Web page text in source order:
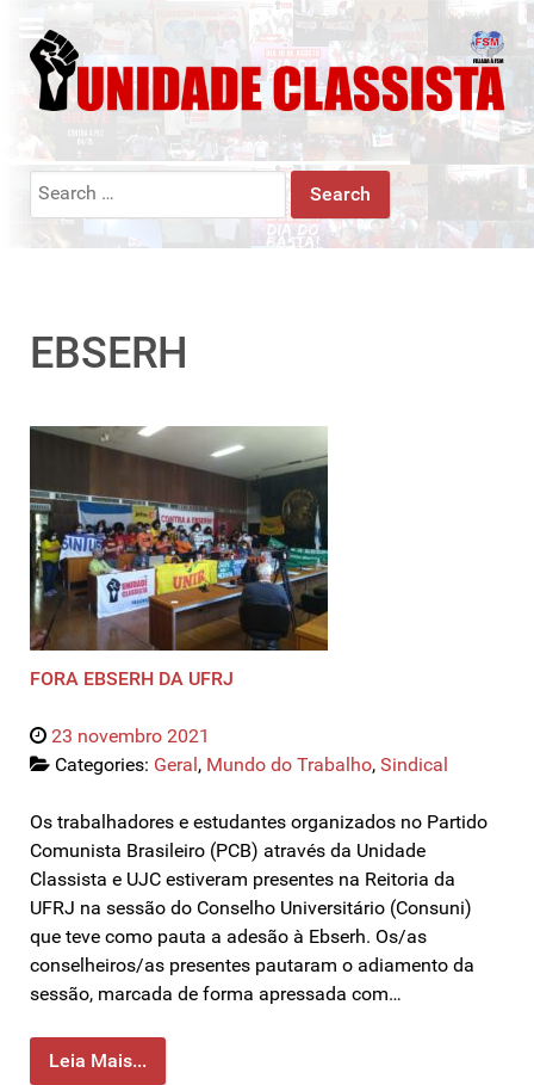
Search
EBSERH
FORA EBSERH DA UFRJ
23 novembro 2021
Categories: Geral, Mundo do Trabalho, Sindical
Os trabalhadores e estudantes organizados no Partido
Comunista Brasileiro (PCB) através da Unidade
Classista e UJC estiveram presentes na Reitoria da
UFRJ na sessão do Conselho Universitário (Consuni)
que teve como pauta a adesão à Ebserh. Os/as
conselheiros/as presentes pautaram o adiamento da
sessão, marcada de forma apressada com…
Leia Mais...